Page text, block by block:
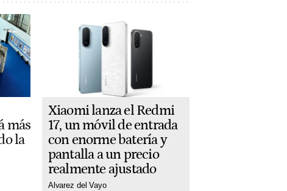
más
la
Xiaomi lanza el Redmi
17, un móvil de entrada
con enorme batería y
pantalla a un precio
realmente ajustado
Alvarez del Vayo